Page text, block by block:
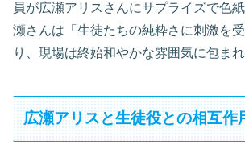
員が広瀬アリスさんにサプライズで色
瀬さんは「生徒たちの純粋さに刺激を
り、現場は終始和やかな雰囲気に包ま
広瀬アリスと生徒役との相互作